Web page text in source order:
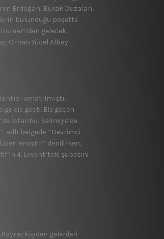
Erdoğan, Burak Düzalan,
bulunduğu poşette
gelecek
Orhan Yücel Albay
anlatılmıştı.
ele geçti. Ele geçen
İstanbul Selimiye’de
adlı belgede ‘’Devrimci
denilirken,
4. Levent’teki şubesini
gelenleri